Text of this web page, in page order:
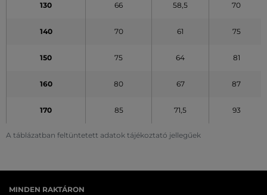
A táblázatban feltüntetett adatok tájékoztató jellegűek
130 66 58,5 70
140 70 61 75
150 75 64 81
160 80 67 87
170 85 71,5 93
MINDEN RAKTÁRON